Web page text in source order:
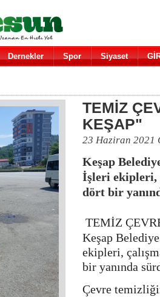
Dernekler Spor Siyaset
TEMİZ
KEŞAP"
23 Haziran 2021
Keşap
İşleri ekipleri,
dört bir
TEMİZ
Keşap
ekipleri,
bir yanında
Çevre